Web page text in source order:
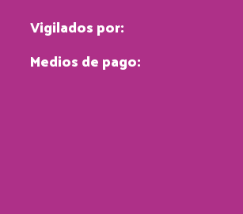
Vigilados por:
Medios de pago: